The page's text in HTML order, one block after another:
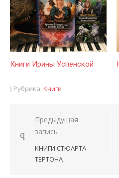
Книги Ирины Успенской
Рубрика: Книги
Навигация
записям
Предыдущая
запись
КНИГИ СТЮАРТА
ТЁРТОНА